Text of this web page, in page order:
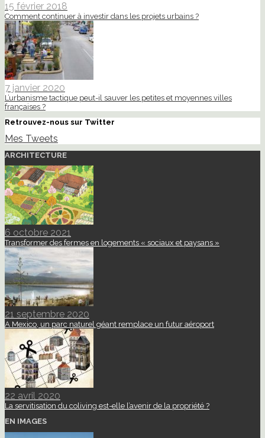
15 février 2018
Comment continuer à investir dans les projets urbains ?
7 janvier 2020
L’urbanisme tactique peut-il sauver les petites et moyennes villes
françaises ?
Retrouvez-nous sur Twitter
Mes Tweets
ARCHITECTURE
6 octobre 2021
Transformer des fermes en logements « sociaux et paysans »
21 septembre 2020
A Mexico, un parc naturel géant remplace un futur aéroport
22 avril 2020
La servitisation du coliving est-elle l’avenir de la propriété ?
EN IMAGES